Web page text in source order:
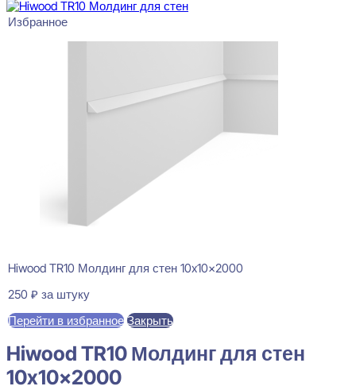
Избранное
Hiwood TR10 Молдинг для стен 10x10x2000
250 ₽ за штуку
Перейти в избранное Закрыть
Hiwood TR10 Молдинг для стен
10x10x2000